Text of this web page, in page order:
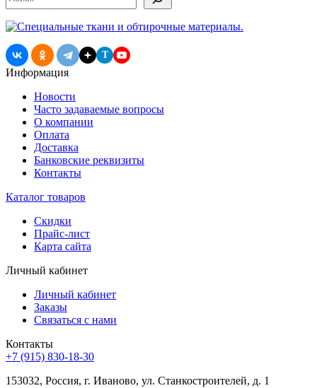
T
Информация
Новости
Часто задаваемые вопросы
О компании
Оплата
Доставка
Банковские реквизиты
Контакты
Каталог товаров
Скидки
Прайс-лист
Карта сайта
Личный кабинет
Личный кабинет
Заказы
Связаться с нами
Контакты
+7 (915) 830-18-30
153032, Россия, г. Иваново, ул. Станкостроителей, д. 1